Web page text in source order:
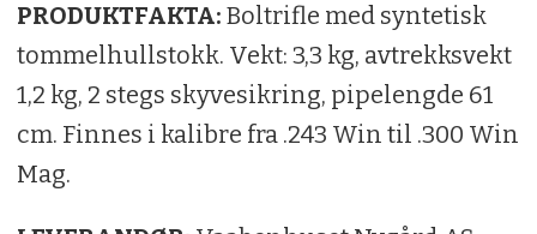
PRODUKTFAKTA: Boltrifle med syntetisk
tommelhullstokk. Vekt: 3,3 kg, avtrekksvekt
1,2 kg, 2 stegs skyvesikring, pipelengde 61
cm. Finnes i kalibre fra .243 Win til .300 Win
Mag.